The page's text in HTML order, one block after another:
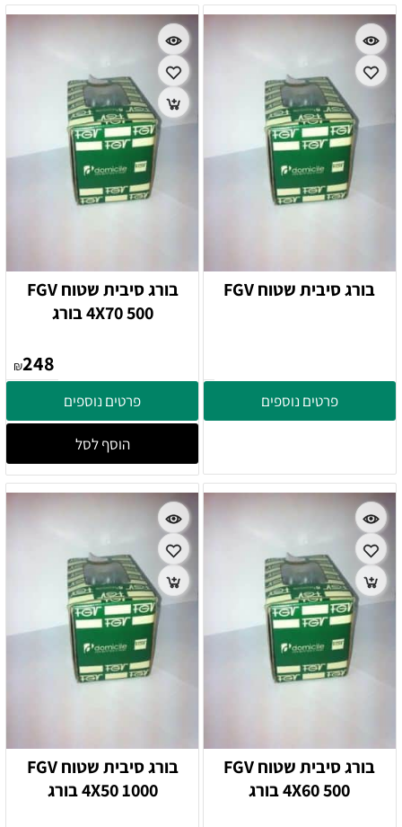
בורג סיבית שטוח FGV
פרטים נוספים
בורג סיבית שטוח FGV
4X70 500 בורג
₪248
פרטים נוספים
הוסף לסל
בורג סיבית שטוח FGV
4X60 500 בורג
בורג סיבית שטוח FGV
4X50 1000 בורג